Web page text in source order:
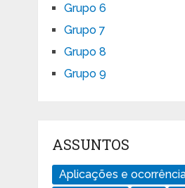
Grupo 6
Grupo 7
Grupo 8
Grupo 9
ASSUNTOS
Aplicações e